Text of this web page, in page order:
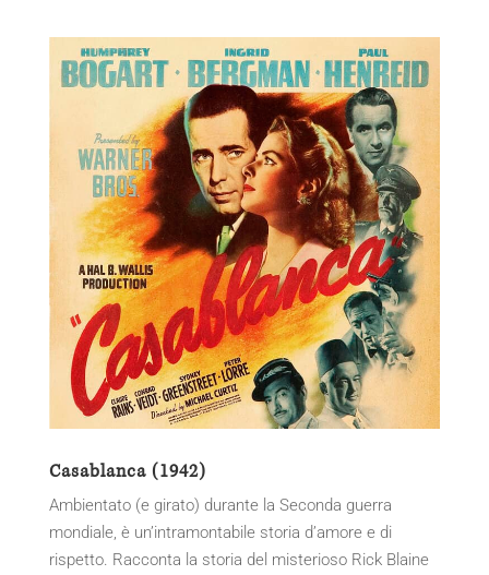
Casablanca (1942)
Ambientato (e girato) durante la Seconda guerra
mondiale, è un’intramontabile storia d’amore e di
rispetto. Racconta la storia del misterioso Rick Blaine